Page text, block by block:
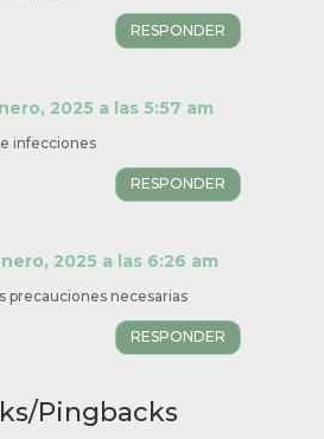
RESPONDER
2025 a las 5:57 am
infecciones
RESPONDER
2025 a las 6:26 am
precauciones necesarias
RESPONDER
Pingbacks